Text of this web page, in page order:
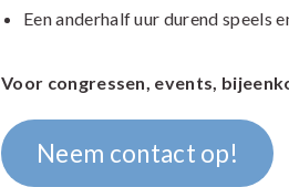
Een anderhalf uur durend speels
Voor congressen, events,
Neem contact op!